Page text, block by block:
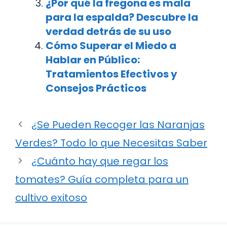
¿Por qué la fregona es mala
para la espalda? Descubre la
verdad detrás de su uso
Cómo Superar el Miedo a
Hablar en Público:
Tratamientos Efectivos y
Consejos Prácticos
¿Se Pueden Recoger las Naranjas
Verdes? Todo lo que Necesitas Saber
¿Cuánto hay que regar los
tomates? Guía completa para un
cultivo exitoso